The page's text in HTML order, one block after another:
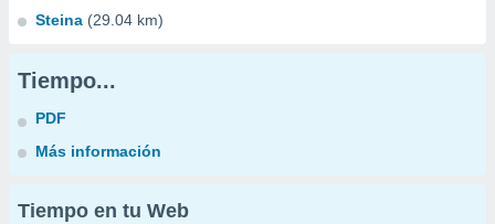
Steina (29.04 km)
Tiempo...
PDF
Más información
Tiempo en tu Web